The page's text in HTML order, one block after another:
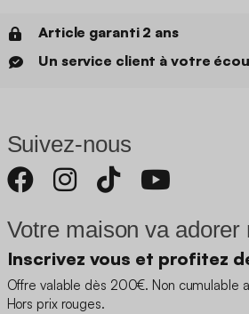
Article garanti 2 ans
Un service client à votre
Suivez-nous
Votre maison va adorer
Inscrivez vous et profitez
Offre valable dès 200€. Non cumulable
Hors prix rouges.